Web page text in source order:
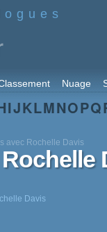
Nuage
IJKLMNOPQ
avec Rochelle Davis
Davis